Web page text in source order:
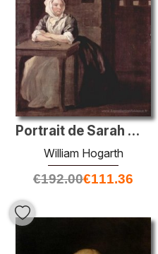
Portrait de Sarah Macholm en prison
William Hogarth
€192.00€111.36